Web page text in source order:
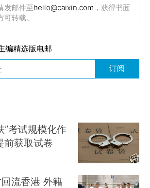
发邮件至hello@caixin.com ，获得书面
转载。
编精选版电邮
订阅
”考试规模化作
前获取试卷
流香港 外籍